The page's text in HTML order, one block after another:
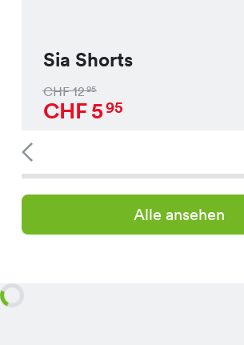
Sia Shorts
CHF1295
CHF595
Alle ansehen